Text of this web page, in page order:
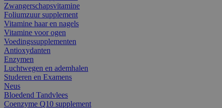
Zwangerschapsvitamine
Foliumzuur supplement
Vitamine haar en nagels
Vitamine voor ogen
Voedingssupplementen
Antioxydanten
Enzymen
Luchtwegen en ademhalen
Studeren en Examens
Neus
Bloedend Tandvlees
Coenzyme Q10 supplement